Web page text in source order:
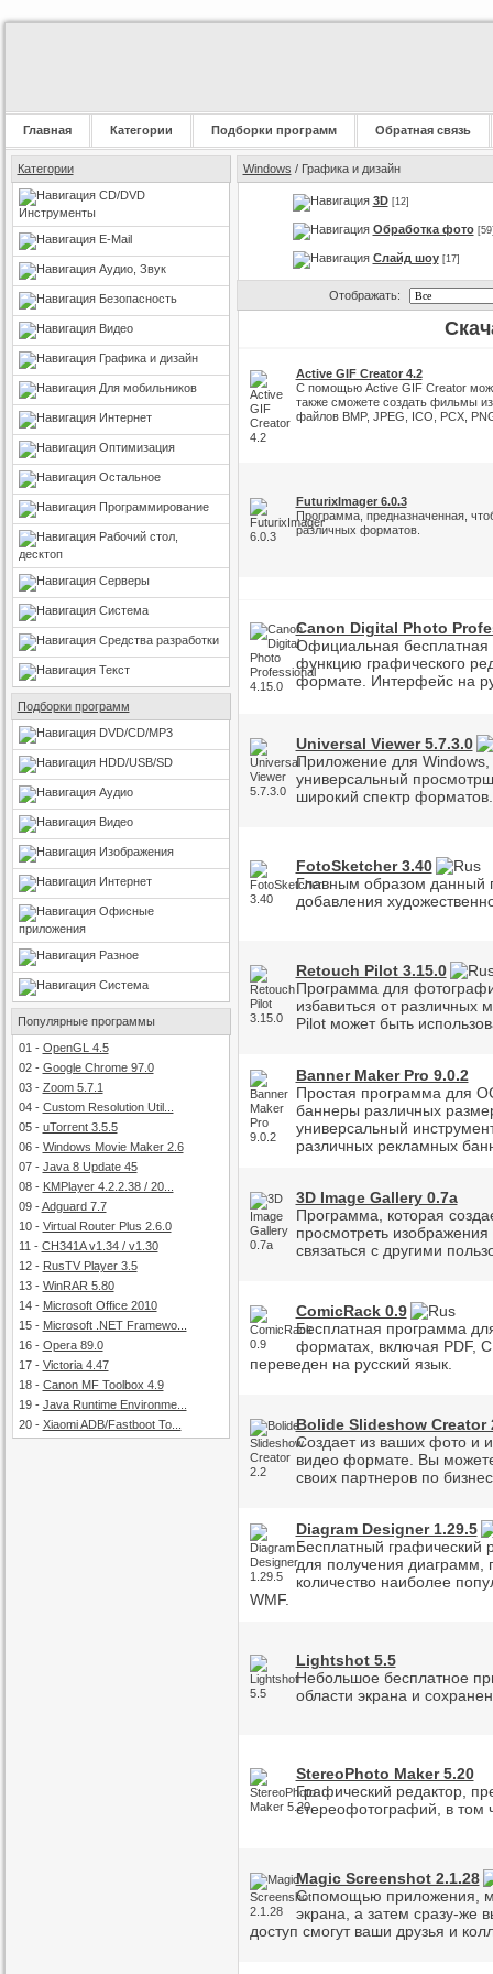
Главная Категории Подборки программ Обратная связь
Категории
CD/DVD
Инструменты
E-Mail
Аудио, Звук
Безопасность
Видео
Графика и дизайн
Для мобильников
Интернет
Оптимизация
Остальное
Программирование
Рабочий стол,
десктоп
Серверы
Система
Средства разработки
Текст
Подборки программ
DVD/CD/MP3
HDD/USB/SD
Аудио
Видео
Изображения
Интернет
Офисные
приложения
Разное
Система
Популярные программы
01 - OpenGL 4.5
02- Google Chrome 97.0
03- Zoom 5.7.1
04- Custom Resolution Util...
05- uTorrent 3.5.5
06- Windows Movie Maker 2.6
07- Java 8 Update 45
08- KMPlayer 4.2.2.38 / 20...
09-Adguard 7.7
10- Virtual Router Plus 2.6.0
11 - CH341A v1.34 / v1.30
12- RusTV Player 3.5
13- WinRAR 5.80
14- Microsoft Office 2010
15- Microsoft .NET Framewo...
16- Opera 89.0
17- Victoria 4.47
18- Canon MF Toolbox 4.9
19- Java Runtime Environme...
20- Xiaomi ADB/Fastboot To...
Windows / Графика и дизайн
3D [12]
Обработка фото
Слайд шоу [17]
Отображать:
Active GIF Creator 4.2
С помощью Active GIF Creator
также сможете создать фильмы
файлов BMP, JPEG, ICO, PCX,
FuturixImager 6.0.3
Программа, предназначенная,
различных форматов.
Canon Digital Photo
Официальная бесплатная
функцию графического
формате. Интерфейс на
Universal Viewer 5.7.3.0
Приложение для Windows,
универсальный
широкий спектр форматов.
FotoSketcher 3.40
Главным образом данный
добавления
Retouch Pilot 3.15.0
Программа для
избавиться от различных
Pilot может быть
Banner Maker Pro 9.0.2
Простая программа для
баннеры различных
универсальный
различных рекламных
3D Image Gallery 0.7a
Программа, которая
просмотреть
связаться с другими
ComicRack 0.9
Бесплатная программа
форматах, включая PDF,
переведен на русский язык.
Bolide Slideshow Creator
Создает из ваших фото и
видео формате. Вы
своих партнеров по
Diagram Designer 1.29.5
Бесплатный графический
для получения диаграмм,
количество наиболее
WMF.
Lightshot 5.5
Небольшое бесплатное
области экрана и
StereoPhoto Maker 5.20
Графический редактор,
стереофотографий, в том
Magic Screenshot 2.1.28
С помощью приложения,
экрана, а затем сразу-же
доступ смогут ваши друзья и